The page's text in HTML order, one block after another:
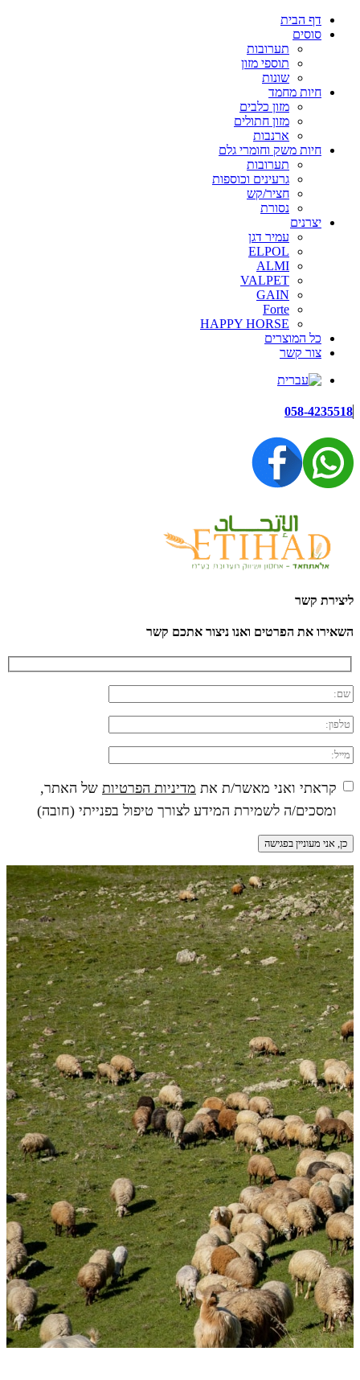
דף הבית
סוסים
תערובות
תוספי מזון
שונות
חיות מחמד
מזון כלבים
מזון חתולים
ארנבות
חיות משק וחומרי גלם
תערובות
גרעינים וכוספות
חציר/קש
נסורת
יצרנים
עמיר דגן
ELPOL
ALMI
VALPET
GAIN
Forte
HAPPY HORSE
כל המוצרים
צור קשר
058-4235518
ליצירת קשר
השאירו את הפרטים ואנו ניצור אתכם קשר
קראתי ואני מאשר/ת את מדיניות הפרטיות של האתר,
ומסכים/ה לשמירת המידע לצורך טיפול בפנייתי (חובה)